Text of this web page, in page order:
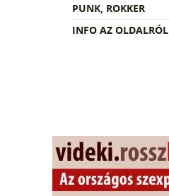
PUNK, ROKKER
INFO AZ OLDALRÓL